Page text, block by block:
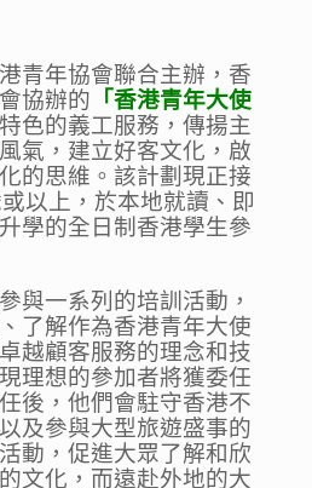
青年協會聯合主辦，香
協辦的 「香港青年大使
色的義工服務，傳揚主
氣，建立好客文化，啟
的思維。該計劃現正接
以上，於本地就讀、即
學的全日制香港學生參
與一系列的培訓活動，
了解作為香港青年大使
越顧客服務的理念和技
理想的參加者將獲委任
後，他們會駐守香港不
及參與大型旅遊盛事的
動，促進大眾了解和欣
文化，而遠赴外地的大